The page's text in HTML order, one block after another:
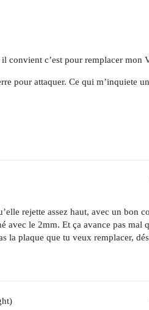
convient c’est pour remplacer mon
pour attaquer. Ce qui m’inquiete
rejette assez haut, avec un bon
avec le 2mm. Et ça avance pas mal
la plaque que tu veux remplacer,